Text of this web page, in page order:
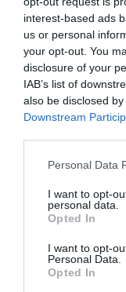
interest-based ads
us or personal
your opt-out. You
disclosure of your
IAB’s list of
also be disclosed
Downstream
Personal Data
I want to opt-
personal data.
Opted In
I want to opt-
Personal Data.
Opted In
Στρατή
τόσο στο ύφος
πρωτότυπου
την ενέργεια,
του.
Δείτε τη νέα